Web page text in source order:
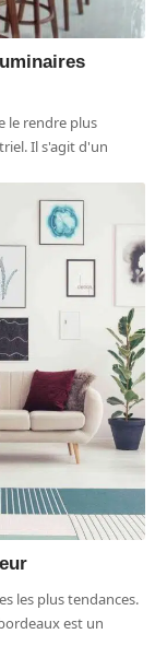
le rendre plus
Il s'agit d'un
les plus tendances.
est un